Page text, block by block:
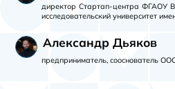
директор Стартап-центра ФГАОУ
исследовательский университет
Александр Дьяков
предприниматель, сооснователь